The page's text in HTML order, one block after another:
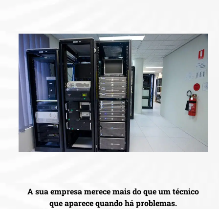
A sua empresa merece mais do que um técnico
que aparece quando há problemas.